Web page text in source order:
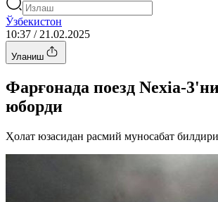
Ўзбекистон
10:37 / 21.02.2025
Уланиш
Фарғонада поезд Nexia-
юборди
Ҳолат юзасидан расмий муносабат